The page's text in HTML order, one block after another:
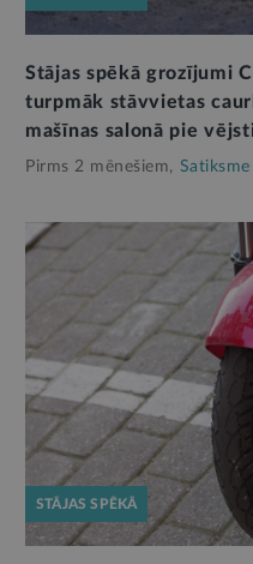
Stājas spēkā grozījumi
turpmāk stāvvietas
mašīnas salonā pie
Pirms 2 mēnešiem, Satiksme
STĀJAS SPĒKĀ